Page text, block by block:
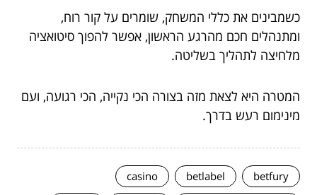
כשמבינים את כללי המשחק, שומרים על קור רוח,
ומתנהלים חכם מהרגע הראשון, אפשר להפוך סיטואציה
מלחיצה לתהליך בשליטה.
המטרה היא לצאת מזה בצורה הכי נקייה, הכי רגועה, ועם
מינימום רעש בדרך.
betfury
betlabel
casino